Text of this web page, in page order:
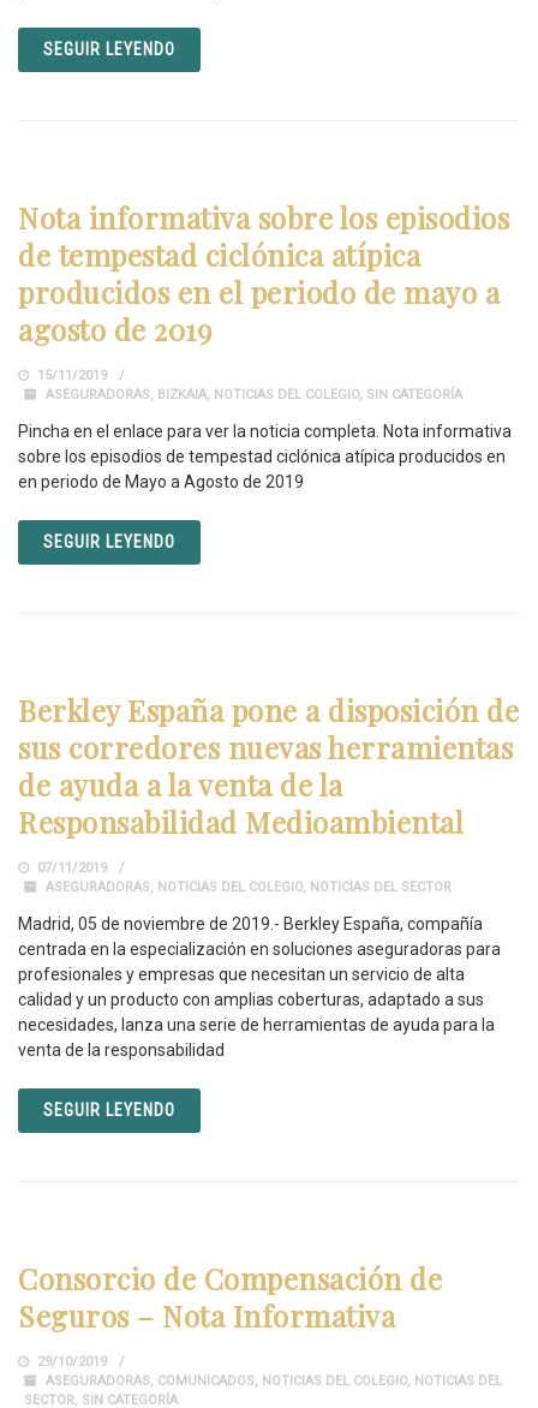
SEGUIR LEYENDO
Nota informativa sobre los episodios
de tempestad ciclónica atípica
producidos en el periodo de mayo a
agosto de 2019
15/11/2019
ASEGURADORAS, BIZKAIA, NOTICIAS DEL COLEGIO, SIN CATEGORÍA
Pincha en el enlace para ver la noticia completa. Nota informativa
sobre los episodios de tempestad ciclónica atípica producidos en
en periodo de Mayo a Agosto de 2019
SEGUIR LEYENDO
Berkley España pone a disposición de
sus corredores nuevas herramientas
de ayuda a la venta de la
Responsabilidad Medioambiental
07/11/2019
ASEGURADORAS, NOTICIAS DEL COLEGIO, NOTICIAS DEL SECTOR
Madrid, 05 de noviembre de 2019.- Berkley España, compañía
centrada en la especialización en soluciones aseguradoras para
profesionales y empresas que necesitan un servicio de alta
calidad y un producto con amplias coberturas, adaptado a sus
necesidades, lanza una serie de herramientas de ayuda para la
venta de la responsabilidad
SEGUIR LEYENDO
Consorcio de Compensación de
Seguros – Nota Informativa
29/10/2019
ASEGURADORAS, COMUNICADOS, NOTICIAS DEL COLEGIO, NOTICIAS DEL
SECTOR, SIN CATEGORÍA